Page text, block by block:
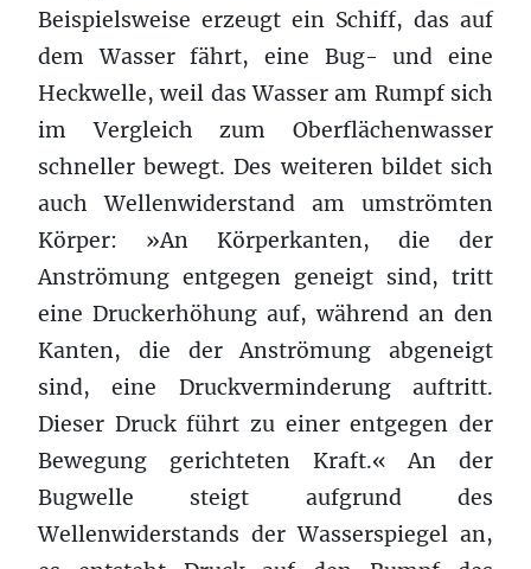
Beispielsweise erzeugt ein Schiff, das auf
dem Wasser fährt, eine Bug- und eine
Heckwelle, weil das Wasser am Rumpf sich
im Vergleich zum Oberflächenwasser
schneller bewegt. Des weiteren bildet sich
auch Wellenwiderstand am umströmten
Körper: »An Körperkanten, die der
Anströmung entgegen geneigt sind, tritt
eine Druckerhöhung auf, während an den
Kanten, die der Anströmung abgeneigt
sind, eine Druckverminderung auftritt.
Dieser Druck führt zu einer entgegen der
Bewegung gerichteten Kraft.« An der
Bugwelle steigt aufgrund des
Wellenwiderstands der Wasserspiegel an,